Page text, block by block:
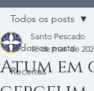
Todos os posts
Receitas
Todos os posts
Atum em
Santo Pescado
18 de mar. de